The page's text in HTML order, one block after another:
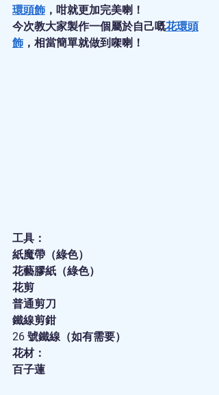
環頭飾 ，咁就更加完美喇！
今次教大家製作一個屬於自己嘅花環頭
飾 ，相當簡單就做到㗎喇！
工具：
紙魔帶（綠色）
花藝膠紙（綠色）
花剪
普通剪刀
鐵線剪鉗
26 號鐵線（如有需要）
花材：
百子蓮